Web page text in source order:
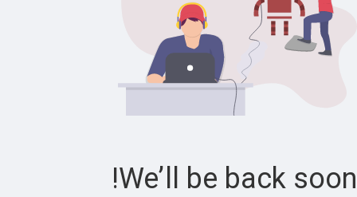
We’ll be back soon!